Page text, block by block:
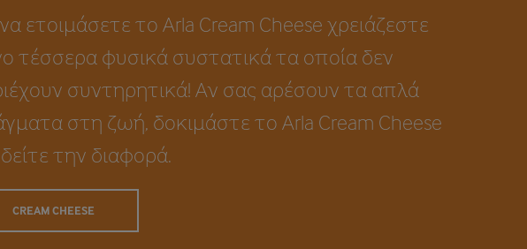
να ετοιμάσετε το Arla Cream Cheese χρειάζεστε
τέσσερα φυσικά συστατικά τα οποία δεν
συντηρητικά! Αν σας αρέσουν τα απλά
στη ζωή, δοκιμάστε το Arla Cream Cheese
την διαφορά.
CREAM CHEESE